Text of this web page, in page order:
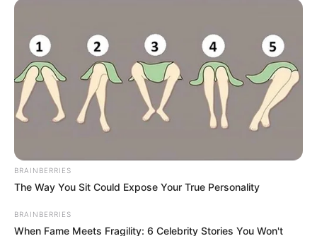
BRAINBERRIES
The Way You Sit Could Expose Your True Personality
BRAINBERRIES
When Fame Meets Fragility: 6 Celebrity Stories You Won't